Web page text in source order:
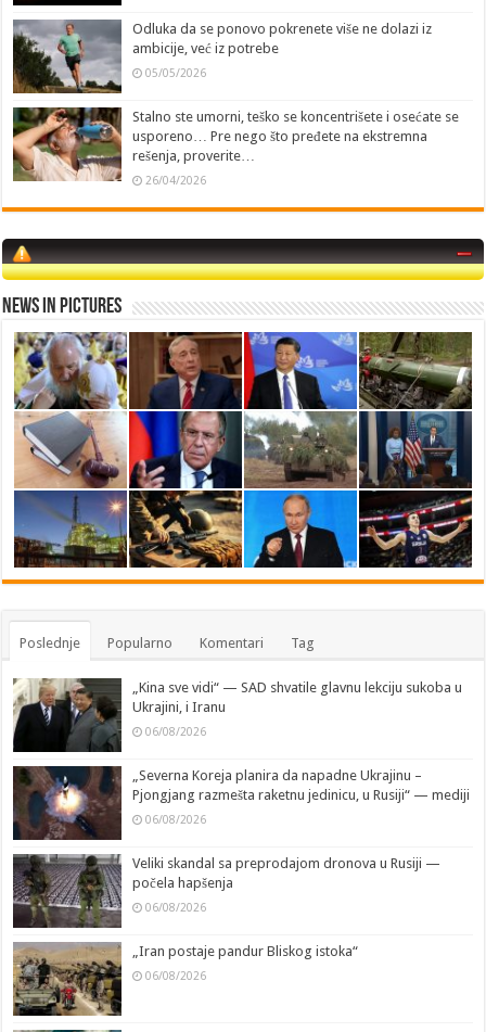
Odluka da se ponovo pokrenete više ne dolazi iz
ambicije, već iz potrebe
05/05/2026
Stalno ste umorni, teško se koncentrišete i osećate se
usporeno… Pre nego što pređete na ekstremna
rešenja, proverite…
26/04/2026
News in Pictures
Poslednje Popularno Komentari Tag
„Kina sve vidi“ — SAD shvatile glavnu lekciju sukoba u
Ukrajini, i Iranu
06/08/2026
„Severna Koreja planira da napadne Ukrajinu –
Pjongjang razmešta raketnu jedinicu, u Rusiji“ — mediji
06/08/2026
Veliki skandal sa preprodajom dronova u Rusiji —
počela hapšenja
06/08/2026
„Iran postaje pandur Bliskog istoka“
06/08/2026